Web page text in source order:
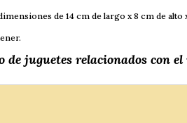
de 14 cm de largo x 8 cm de alto
juguetes relacionados con